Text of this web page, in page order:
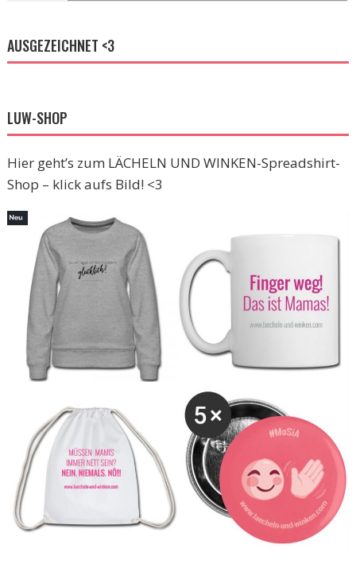
AUSGEZEICHNET <3
LUW-SHOP
Hier geht’s zum LÄCHELN UND WINKEN-Spreadshirt-
Shop – klick aufs Bild! <3